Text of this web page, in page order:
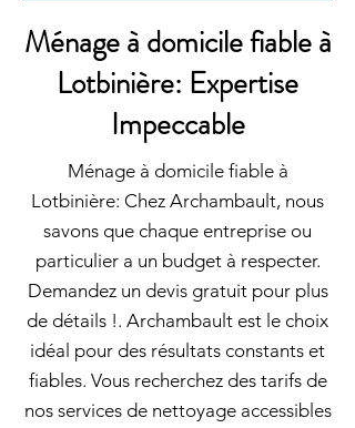
Ménage à domicile fiable à
Lotbinière: Expertise
Impeccable
Ménage à domicile fiable à
Lotbinière: Chez Archambault, nous
savons que chaque entreprise ou
particulier a un budget à respecter.
Demandez un devis gratuit pour plus
de détails !. Archambault est le choix
idéal pour des résultats constants et
fiables. Vous recherchez des tarifs de
nos services de nettoyage accessibles